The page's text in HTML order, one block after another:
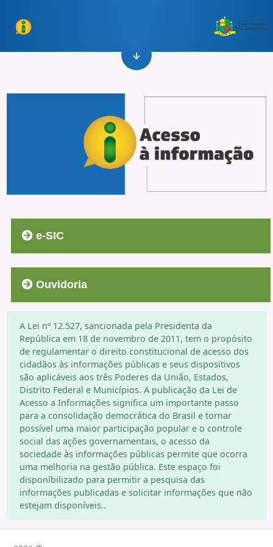
e-SIC
Ouvidoria
A Lei nº 12.527, sancionada pela Presidenta da
República em 18 de novembro de 2011, tem o propósito
de regulamentar o direito constitucional de acesso dos
cidadãos às informações públicas e seus dispositivos
são aplicáveis aos três Poderes da União, Estados,
Distrito Federal e Municípios. A publicação da Lei de
Acesso a Informações significa um importante passo
para a consolidação democrática do Brasil e tornar
possível uma maior participação popular e o controle
social das ações governamentais, o acesso da
sociedade às informações públicas permite que ocorra
uma melhoria na gestão pública. Este espaço foi
disponíbilizado para permitir a pesquisa das
informações publicadas e solicitar informações que não
estejam disponíveis..